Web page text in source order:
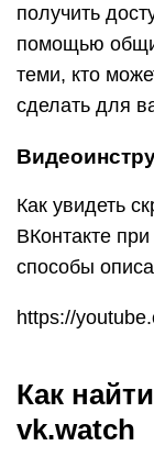
получить
помощью
теми, кто
сделать для
Как увидеть
ВКонтакте
способы
https://
Как
vk.watch